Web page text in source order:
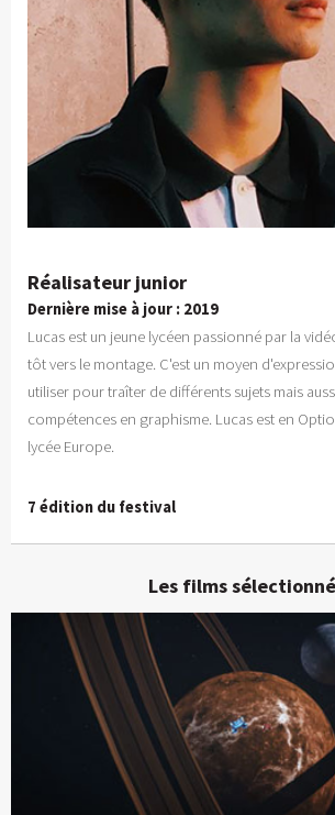
Réalisateur junior
Dernière mise à jour : 2019
Lucas est un jeune lycéen passionné par la
tôt vers le montage. C'est un moyen
utiliser pour traîter de différents sujets mais
compétences en graphisme. Lucas est en
lycée Europe.
7 édition du festival
Les films